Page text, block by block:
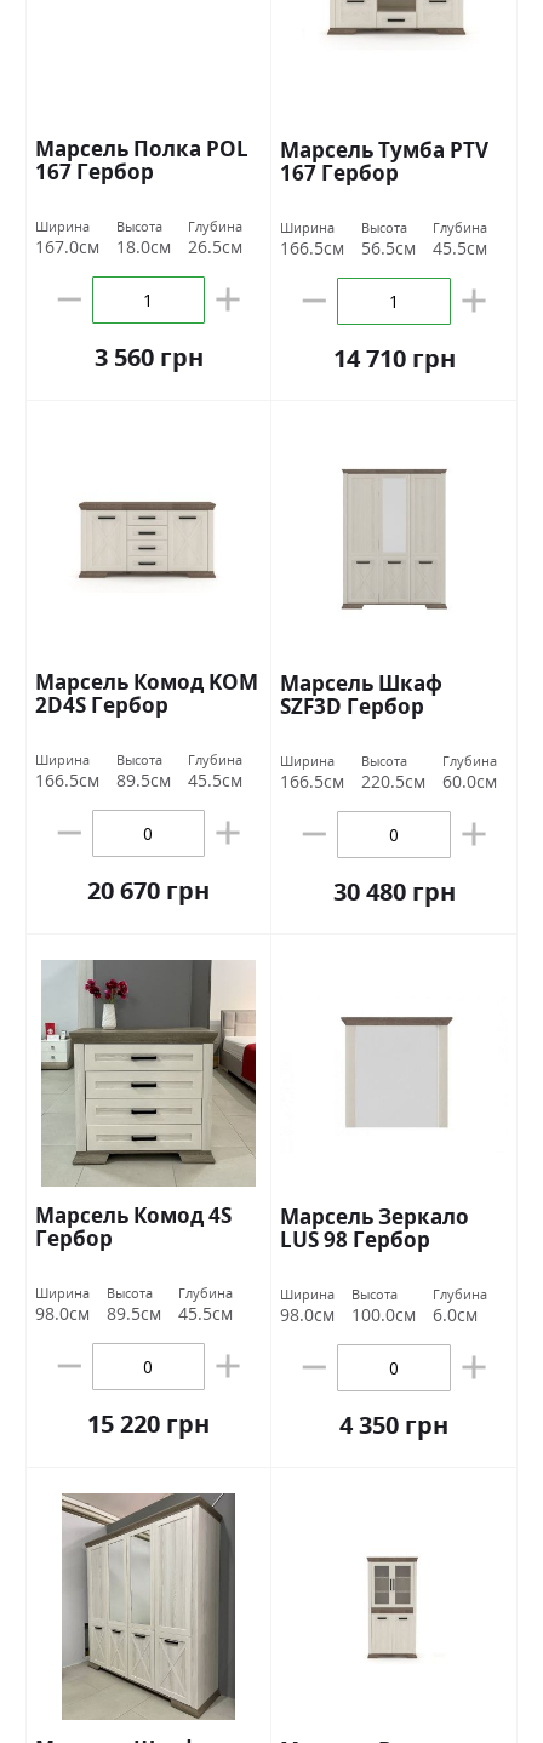
Марсель Полка POL
167 Гербор
Ширина
167.0см
Высота
18.0см
Глубина
26.5см
3 560 грн
Марсель Тумба РТV
167 Гербор
Ширина
166.5см
Высота
56.5см
Глубина
45.5см
14 710 грн
Марсель Комод KOM
2D4S Гербор
Ширина
166.5см
Высота
89.5см
Глубина
45.5см
20 670 грн
Марсель Шкаф
SZF3D Гербор
Ширина
166.5см
Высота
220.5см
Глубина
60.0см
30 480 грн
Марсель Комод 4S
Гербор
Ширина
98.0см
Высота
89.5см
Глубина
45.5см
15 220 грн
Марсель Зеркало
LUS 98 Гербор
Ширина
98.0см
Высота
100.0см
Глубина
6.0см
4 350 грн